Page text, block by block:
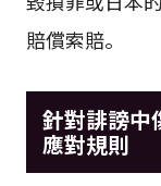
賠償索賠。
針對誹謗
應對規則